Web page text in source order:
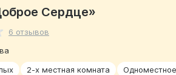
Сердце»
6 отзывов
2-х местная комната